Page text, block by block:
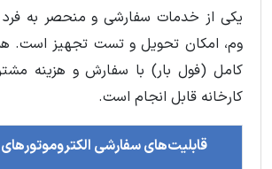
یکی از خدمات سفارشی و منحصر به فرد
وم، امکان تحویل و تست تجهیز است.
کامل (فول بار) با سفارش و هزینه
کارخانه قابل انجام است.
قابلیت‌های سفارشی الکتروموتورهای vem (وم)